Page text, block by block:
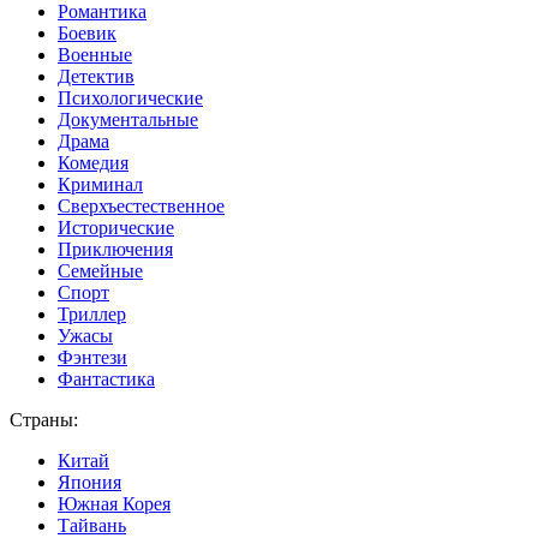
Романтика
Боевик
Военные
Детектив
Психологические
Документальные
Драма
Комедия
Криминал
Сверхъестественное
Исторические
Приключения
Семейные
Спорт
Триллер
Ужасы
Фэнтези
Фантастика
Страны:
Китай
Япония
Южная Корея
Тайвань